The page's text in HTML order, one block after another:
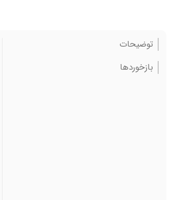
توضیحات
بازخوردها